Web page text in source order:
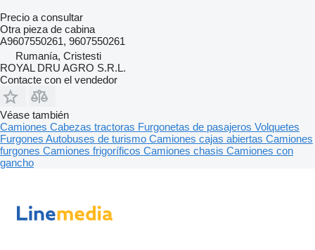
Precio a consultar
Otra pieza de cabina
A9607550261, 9607550261
Rumanía, Cristesti
ROYAL DRU AGRO S.R.L.
Contacte con el vendedor
Véase también
Camiones Cabezas tractoras Furgonetas de pasajeros Volquetes
Furgones Autobuses de turismo Camiones cajas abiertas Camiones
furgones Camiones frigoríficos Camiones chasis Camiones con
gancho